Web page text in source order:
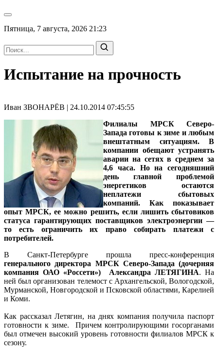
Пятница, 7 августа, 2026 21:23
Испытание на прочность
Иван ЗВОНАРЁВ | 24.10.2014 07:45:55
Филиалы МРСК Северо-
Запада готовы к зиме и любым
внештатным ситуациям. В
компании обещают устранять
аварии на сетях в среднем за
4,6 часа. Но на сегодняшний
день главной проблемой
энергетиков остаются
неплатежи сбытовых
компаний. Как показывает
опыт МРСК, ее можно решить, если лишить сбытовиков
статуса гарантирующих поставщиков электроэнергии —
то есть ограничить их право собирать платежи с
потребителей.
В Санкт-Петербурге прошла пресс-конференция
генерального директора МРСК Северо-Запада (дочерняя
компания ОАО «Россети») Александра ЛЕТЯГИНА. На
ней был организован телемост с Архангельской, Вологодской,
Мурманской, Новгородской и Псковской областями, Карелией
и Коми.
Как рассказал Летягин, на днях компания получила паспорт
готовности к зиме. Причем контролирующими госорганами
был отмечен высокий уровень готовности филиалов МРСК к
сезону.